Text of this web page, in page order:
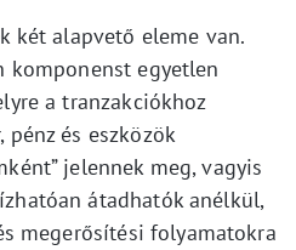
két alapvető eleme van.
komponenst egyetlen
a tranzakciókhoz
pénz és eszközök
jelennek meg, vagyis
átadhatók anélkül,
megerősítési folyamatokra